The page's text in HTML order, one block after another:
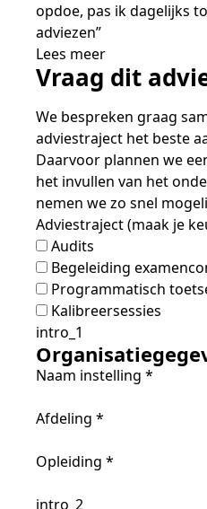
opdoe, pas ik dagelijks
adviezen”
Lees meer
Vraag dit
We bespreken graag
adviestraject het beste
Daarvoor plannen we
het invullen van het
nemen we zo snel
Adviestraject (maak je
Audits
Begeleiding
Programmatisch
Kalibreersessies
intro_1
Naam instelling *
Afdeling *
Opleiding *
intro_2